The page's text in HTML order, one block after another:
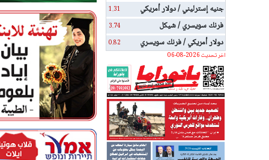
جنيه إسترليني / دولار أمريكي 1.31
فرنك سويسري / شيكل 3.74
دولار أمريكي / فرنك سويسري
0.82
اخر تحديث 2026-08-06